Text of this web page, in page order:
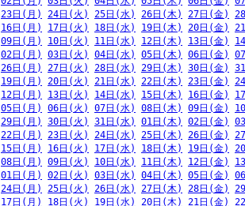
23日(月) 24日(火) 25日(水) 26日(木) 27日(金)
16日(月) 17日(火) 18日(水) 19日(木) 20日(金)
09日(月) 10日(火) 11日(水) 12日(木) 13日(金)
02日(月) 03日(火) 04日(水) 05日(木) 06日(金)
26日(月) 27日(火) 28日(水) 29日(木) 30日(金)
19日(月) 20日(火) 21日(水) 22日(木) 23日(金)
12日(月) 13日(火) 14日(水) 15日(木) 16日(金)
05日(月) 06日(火) 07日(水) 08日(木) 09日(金)
29日(月) 30日(火) 31日(水) 01日(木) 02日(金)
22日(月) 23日(火) 24日(水) 25日(木) 26日(金)
15日(月) 16日(火) 17日(水) 18日(木) 19日(金)
08日(月) 09日(火) 10日(水) 11日(木) 12日(金)
01日(月) 02日(火) 03日(水) 04日(木) 05日(金)
24日(月) 25日(火) 26日(水) 27日(木) 28日(金)
17日(月) 18日(火) 19日(水) 20日(木) 21日(金)